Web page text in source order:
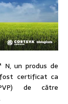
N, un produs de
certificat ca
de către